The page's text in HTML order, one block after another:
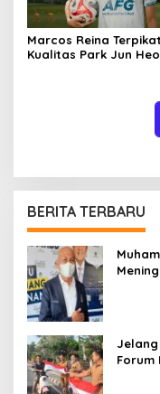
Marcos Reina Terpikat
Kualitas Park Jun
BERITA TERBARU
Jelang
Forum